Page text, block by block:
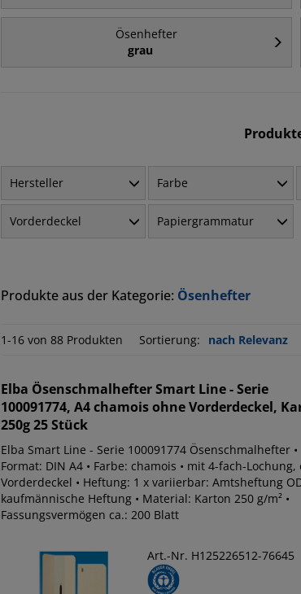
Ösenhefter
grau
Hersteller Farbe
Vorderdeckel Papiergrammatur
Produkte aus der Kategorie: Ösenhefter
1-16 von 88 Produkten Sortierung:
Elba Ösenschmalhefter Smart Line - Serie
100091774, A4 chamois ohne Vorderdeckel,
250g 25 Stück
Elba Smart Line - Serie 100091774 Ösenschmalhefter •
Format: DIN A4 • Farbe: chamois • mit 4-fach-Lochung,
Vorderdeckel • Heftung: 1 x variierbar: Amtsheftung
kaufmännische Heftung • Material: Karton 250 g/m² •
Fassungsvermögen ca.: 200 Blatt
Art.-Nr. H125226512-76645